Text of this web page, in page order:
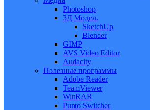
Photoshop
3Д Модел.
SketchUp
Blender
GIMP
AVS Video Editor
Audacity
Полезные программы
Adobe Reader
TeamViewer
WinRAR
Punto Switcher